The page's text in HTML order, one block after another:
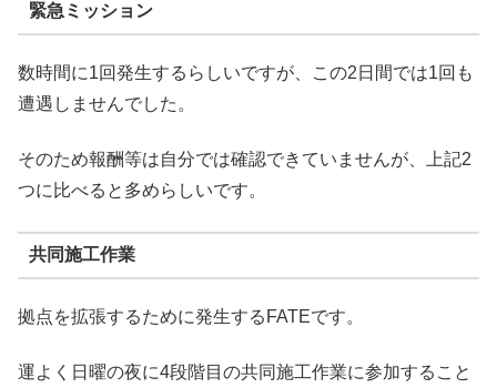
緊急ミッション
数時間に1回発生するらしいですが、この2日間では1回も
遭遇しませんでした。
そのため報酬等は自分では確認できていませんが、上記2
つに比べると多めらしいです。
共同施工作業
拠点を拡張するために発生するFATEです。
運よく日曜の夜に4段階目の共同施工作業に参加すること